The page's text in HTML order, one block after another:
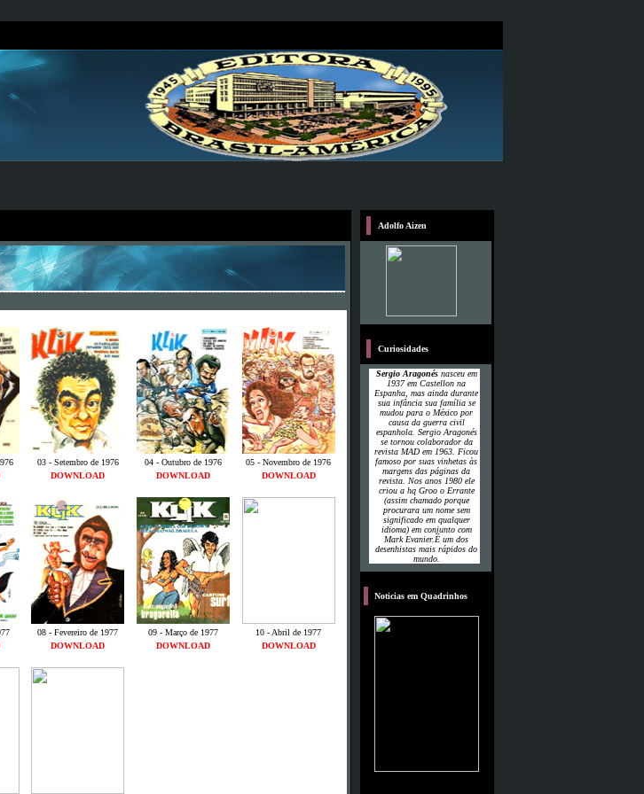
03 - Setembro de 1976 04 - Outubro de 1976
05 - Novembro de 1976
DOWNLOAD DOWNLOAD DOWNLOAD
08 - Fevereiro de 1977 09 - Março de 1977
10 - Abril de 1977
DOWNLOAD DOWNLOAD DOWNLOAD
Adolfo Aizen
Curiosidades
Sergio Aragonés nasceu em
1937 em Castellon na
Espanha, mas ainda durante
sua infância sua família se
mudou para o México por
causa da guerra civil
espanhola. Sergio Aragonés
se tornou colaborador da
revista MAD em 1963. Ficou
famoso por suas vinhetas às
margens das páginas da
revista. Nos anos 1980 ele
criou a hq Groo o Errante
(assim chamado porque
procurara um nome sem
significado em qualquer
idioma) em conjunto com
Mark Evanier.É um dos
desenhistas mais rápidos do
mundo.
Noticias em Quadrinhos